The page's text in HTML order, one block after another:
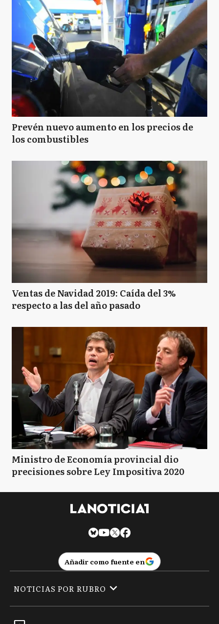
Prevén nuevo aumento en los precios de
los combustibles
Ventas de Navidad 2019: Caída del 3%
respecto a las del año pasado
Ministro de Economía provincial dio
precisiones sobre Ley Impositiva 2020
Añadir como fuente en
NOTICIAS POR RUBRO